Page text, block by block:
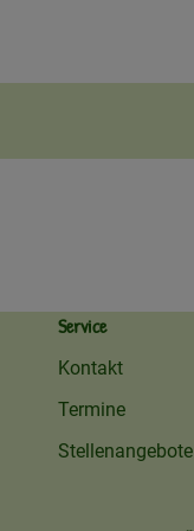
Service
Kontakt
Termine
Stellenangebote